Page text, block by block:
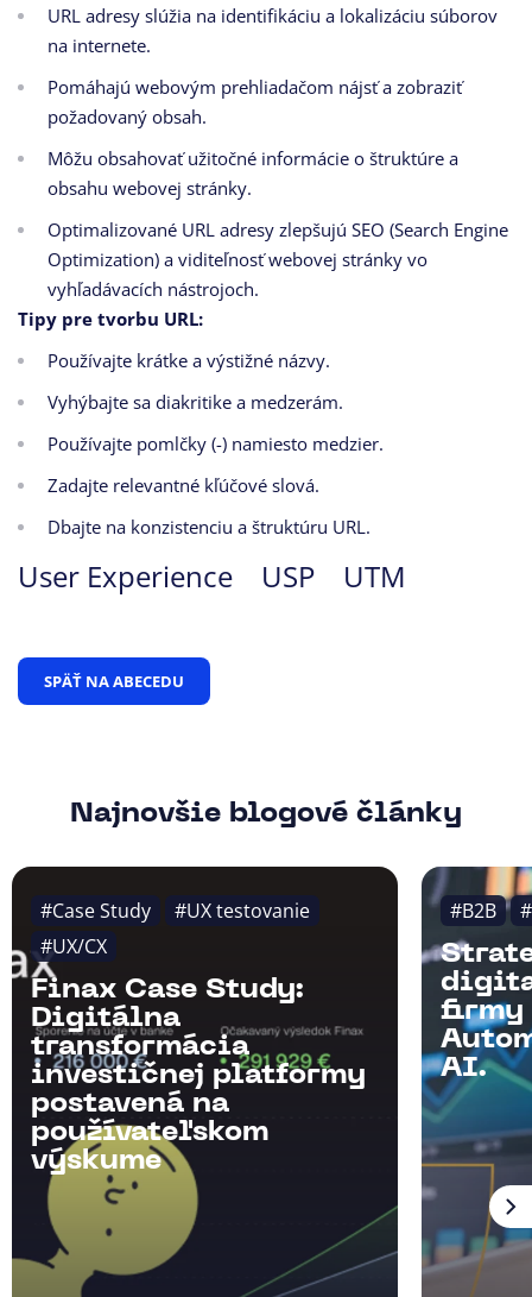
URL adresy slúžia na identifikáciu a lokalizáciu súborov
na internete.
Pomáhajú webovým prehliadačom nájsť a zobraziť
požadovaný obsah.
Môžu obsahovať užitočné informácie o štruktúre a
obsahu webovej stránky.
Optimalizované URL adresy zlepšujú SEO (Search Engine
Optimization) a viditeľnosť webovej stránky vo
vyhľadávacích nástrojoch.
Tipy pre tvorbu URL:
Používajte krátke a výstižné názvy.
Vyhýbajte sa diakritike a medzerám.
Používajte pomlčky (-) namiesto medzier.
Zadajte relevantné kľúčové slová.
Dbajte na konzistenciu a štruktúru URL.
User Experience USP UTM
SPÄŤ NA ABECEDU
Najnovšie blogové články
#Case Study
#UX testovanie
#UX/CX
Finax Case Study:
Digitálna
transformácia
investičnej platformy
postavená na
používateľskom
výskume
#B2B
firmy
AI.